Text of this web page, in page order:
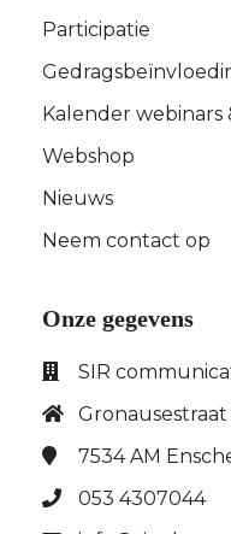
Participatie
Kalender webinars
Webshop
Nieuws
Neem contact op
Onze gegevens
SIR
Gronausestraat
7534 AM
053 4307044